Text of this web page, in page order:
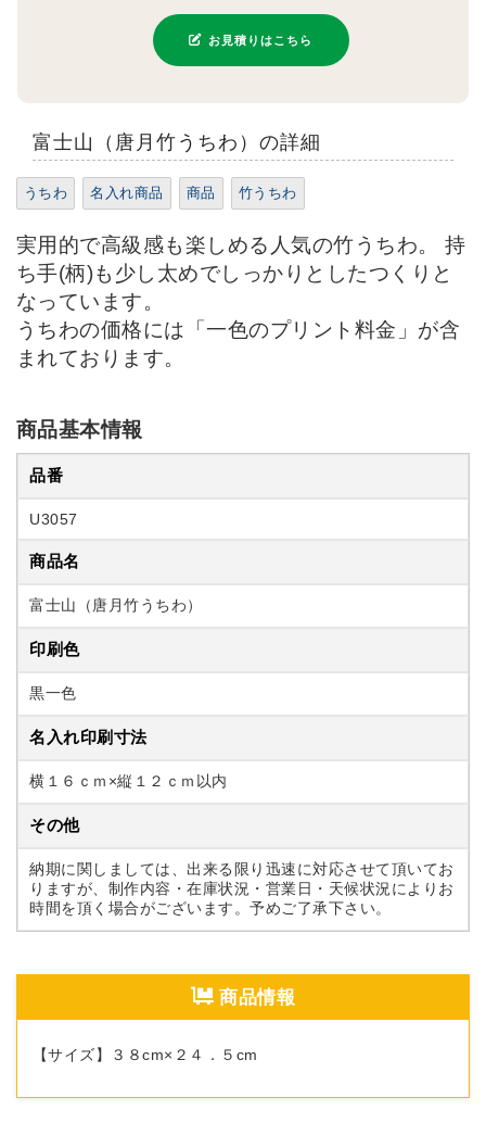
お見積りはこちら
富士山（唐月竹うちわ）の詳細
うちわ 名入れ商品 商品 竹うちわ
実用的で高級感も楽しめる人気の竹うちわ。 持
ち手(柄)も少し太めでしっかりとしたつくりと
なっています。
うちわの価格には「一色のプリント料金」が含
まれております。
商品基本情報
品番
U3057
商品名
富士山（唐月竹うちわ）
印刷色
黒一色
名入れ印刷寸法
横１６ｃｍ×縦１２ｃｍ以内
その他
納期に関しましては、出来る限り迅速に対応させて頂いてお
りますが、制作内容・在庫状況・営業日・天候状況によりお
時間を頂く場合がございます。予めご了承下さい。
商品情報
【サイズ】３８cm×２４．５cm